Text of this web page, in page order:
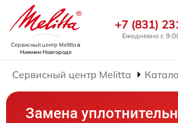
Сервисный центр Melittaв
Нижнем Новгороде
+7 (831)
Ежедневно с
Сервисный центр Melitta
Замена